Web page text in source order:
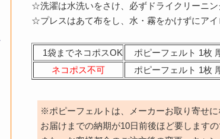
☆洗濯は水洗いをさけ、必ずドライクリーニン
☆プレスはあて布をし、水・霧をかけずにアイ
1袋までネコポスOK ポピーフェルト 1枚
ネコポス不可
ポピーフェルト 1枚
※ポピーフェルトは、メーカーお取り寄せ
お届けまでの納期が10日前後ほど要します